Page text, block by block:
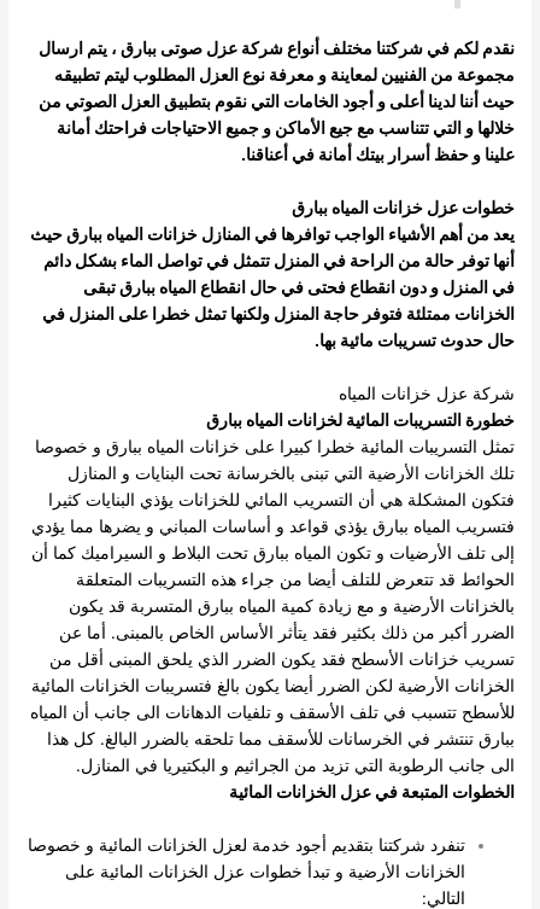
نقدم لكم في شركتنا مختلف أنواع شركة عزل صوتى ببارق ، يتم ارسال
مجموعة من الفنيين لمعاينة و معرفة نوع العزل المطلوب ليتم تطبيقه
حيث أننا لدينا أعلى و أجود الخامات التي نقوم بتطبيق العزل الصوتي من
خلالها و التي تتناسب مع جيع الأماكن و جميع الاحتياجات فراحتك أمانة
علينا و حفظ أسرار بيتك أمانة في أعناقنا.
خطوات عزل خزانات المياه ببارق
يعد من أهم الأشياء الواجب توافرها في المنازل خزانات المياه ببارق حيث
أنها توفر حالة من الراحة في المنزل تتمثل في تواصل الماء بشكل دائم
في المنزل و دون انقطاع فحتى في حال انقطاع المياه ببارق تبقى
الخزانات ممتلئة فتوفر حاجة المنزل ولكنها تمثل خطرا على المنزل في
حال حدوث تسريبات مائية بها.
شركة عزل خزانات المياه
خطورة التسريبات المائية لخزانات المياه ببارق
تمثل التسريبات المائية خطرا كبيرا على خزانات المياه ببارق و خصوصا
تلك الخزانات الأرضية التي تبنى بالخرسانة تحت البنايات و المنازل
فتكون المشكلة هي أن التسريب المائي للخزانات يؤذي البنايات كثيرا
فتسريب المياه ببارق يؤذي قواعد و أساسات المباني و يضرها مما يؤدي
إلى تلف الأرضيات و تكون المياه ببارق تحت البلاط و السيراميك كما أن
الحوائط قد تتعرض للتلف أيضا من جراء هذه التسريبات المتعلقة
بالخزانات الأرضية و مع زيادة كمية المياه ببارق المتسربة قد يكون
الضرر أكبر من ذلك بكثير فقد يتأثر الأساس الخاص بالمبنى. أما عن
تسريب خزانات الأسطح فقد يكون الضرر الذي يلحق المبنى أقل من
الخزانات الأرضية لكن الضرر أيضا يكون بالغ فتسريبات الخزانات المائية
للأسطح تتسبب في تلف الأسقف و تلفيات الدهانات الى جانب أن المياه
ببارق تنتشر في الخرسانات للأسقف مما تلحقه بالضرر البالغ. كل هذا
الى جانب الرطوبة التي تزيد من الجراثيم و البكتيريا في المنازل.
الخطوات المتبعة في عزل الخزانات المائية
تنفرد شركتنا بتقديم أجود خدمة لعزل الخزانات المائية و خصوصا
الخزانات الأرضية و تبدأ خطوات عزل الخزانات المائية على
التالي: